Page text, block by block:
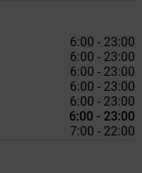
6:00 - 23:00
6:00 - 23:00
6:00 - 23:00
6:00 - 23:00
6:00 - 23:00
6:00 - 23:00
7:00 - 22:00